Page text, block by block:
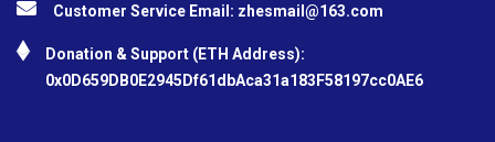
Customer Service Email: zhesmail@163.com
Donation & Support (ETH Address):
0x0D659DB0E2945Df61dbAca31a183F58197cc0AE6